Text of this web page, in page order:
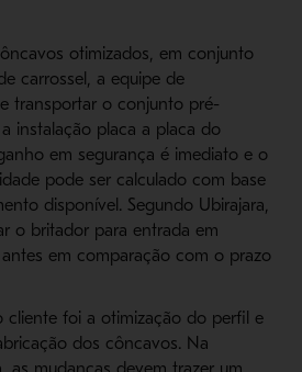
otimizados, em conjunto
carrossel, a equipe de
transportar o conjunto pré-
instalação placa a placa do
em segurança é imediato e o
pode ser calculado com base
disponível. Segundo Ubirajara,
o britador para entrada em
em comparação com o prazo
cliente foi a otimização do perfil e
dos côncavos. Na